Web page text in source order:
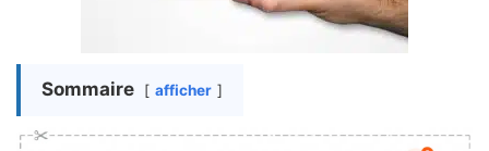
Sommaire afficher